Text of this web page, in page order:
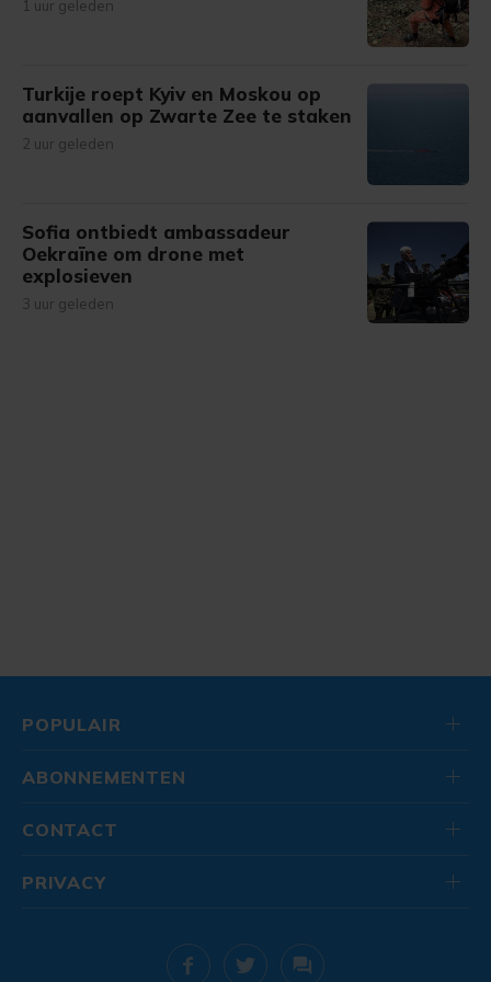
1 uur geleden
Turkije roept Kyiv en Moskou op
aanvallen op Zwarte Zee te staken
2 uur geleden
Sofia ontbiedt ambassadeur
Oekraïne om drone met
explosieven
3 uur geleden
POPULAIR
ABONNEMENTEN
CONTACT
PRIVACY